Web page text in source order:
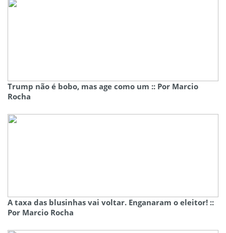
Trump não é bobo, mas age como um :: Por Marcio
Rocha
A taxa das blusinhas vai voltar. Enganaram o eleitor! ::
Por Marcio Rocha